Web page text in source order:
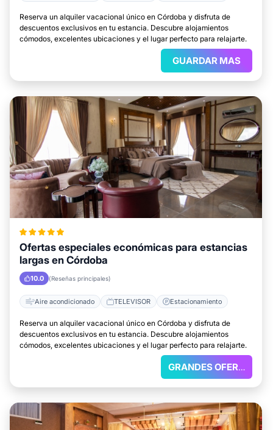
Reserva un alquiler vacacional único en Córdoba y disfruta de
descuentos exclusivos en tu estancia. Descubre alojamientos
cómodos, excelentes ubicaciones y el lugar perfecto para relajarte.
GUARDAR MAS
Ofertas especiales económicas para estancias
largas en Córdoba
10.0 (Reseñas principales)
Aire acondicionado TELEVISOR Estacionamiento
Reserva un alquiler vacacional único en Córdoba y disfruta de
descuentos exclusivos en tu estancia. Descubre alojamientos
cómodos, excelentes ubicaciones y el lugar perfecto para relajarte.
GRANDES OFERTAS